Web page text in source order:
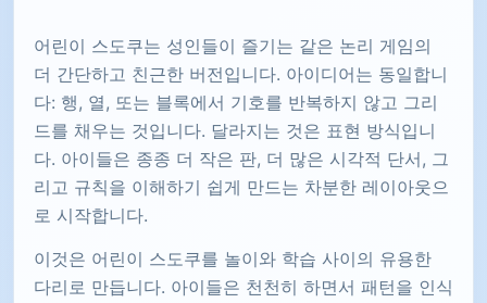
어린이 스도쿠는 성인들이 즐기는 같은 논리 게임의
더 간단하고 친근한 버전입니다. 아이디어는 동일합니
다: 행, 열, 또는 블록에서 기호를 반복하지 않고 그리
드를 채우는 것입니다. 달라지는 것은 표현 방식입니
다. 아이들은 종종 더 작은 판, 더 많은 시각적 단서, 그
리고 규칙을 이해하기 쉽게 만드는 차분한 레이아웃으
로 시작합니다.
이것은 어린이 스도쿠를 놀이와 학습 사이의 유용한
다리로 만듭니다. 아이들은 천천히 하면서 패턴을 인식